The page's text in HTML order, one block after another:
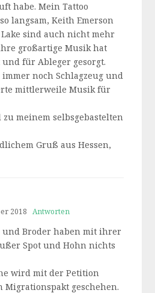
habe. Mein Tattoo
langsam, Keith Emerson
sind auch nicht mehr
großartige Musik hat
für Ableger gesorgt.
noch Schlagzeug und
mittlerweile Musik für
zu meinem selbsgebastelten
Gruß aus Hessen,
2018 Antworten
und Broder haben mit ihrer
Spot und Hohn nichts
wird mit der Petition
Migrationspakt geschehen.